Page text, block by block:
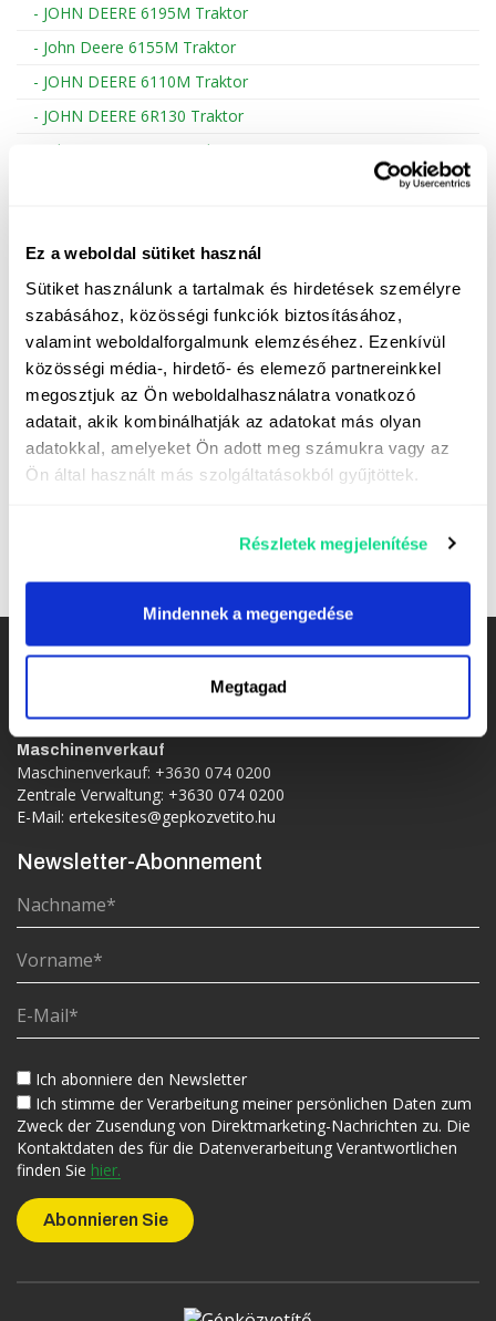
Ez a weboldal sütiket használ
Sütiket használunk a tartalmak és hirdetések személyre
szabásához, közösségi funkciók biztosításához,
valamint weboldalforgalmunk elemzéséhez. Ezenkívül
közösségi média-, hirdető- és elemező partnereinkkel
megosztjuk az Ön weboldalhasználatra vonatkozó
adatait, akik kombinálhatják az adatokat más olyan
adatokkal, amelyeket Ön adott meg számukra vagy az
Ön által használt más szolgáltatásokból gyűjtöttek.
Részletek megjelenítése
Mindennek a megengedése
Megtagad
Sonstiges Zubehör
Kontakt
Română
Hrvatski
Čeština
Nederlands
Français
Українська
- JOHN DEERE 6195M Traktor
- John Deere 6155M Traktor
- JOHN DEERE 6110M Traktor
- JOHN DEERE 6R130 Traktor
- John Deere 6155M Traktor
- John Deere 6155R
- JOHN DEERE 6195M Traktor
Reihe 7
- JOHN DEERE 7230R Traktor
- Massey Ferguson 7S.155 Dyna-6 Effizienter Traktor
- Massey Ferguson 7S.180 Dyna-6 Efficient
Kontakt
H-7400 Kaposvár, Dombóvári út 18.
GPS: 46.364503, 17.840974
Maschinenverkauf
Maschinenverkauf: +3630 074 0200
Zentrale Verwaltung: +3630 074 0200
E-Mail: ertekesites@gepkozvetito.hu
Newsletter-Abonnement
Ich abonniere den Newsletter
Ich stimme der Verarbeitung meiner persönlichen Daten zum
Zweck der Zusendung von Direktmarketing-Nachrichten zu. Die
Kontaktdaten des für die Datenverarbeitung Verantwortlichen
finden Sie hier.